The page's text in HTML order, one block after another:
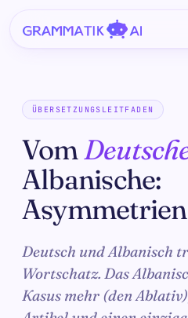
ÜBERSETZUNGSLEITFADEN
Vom
Albanische:
Deutsch und Albanisch
Wortschatz. Das
Kasus mehr (den